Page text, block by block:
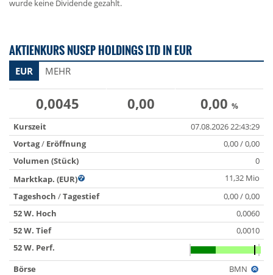
wurde keine Dividende gezahlt.
AKTIENKURS NUSEP HOLDINGS LTD IN EUR
EUR MEHR
0,0045 0,00 0,00 %
Kurszeit
07.08.2026 22:43:29
Vortag/ Eröffnung
0,00 / 0,00
Volumen (Stück)
0
Marktkap. (EUR)
11,32 Mio
Tageshoch /Tagestief
0,00 / 0,00
52 W. Hoch
0,0060
52 W. Tief
0,0010
52 W. Perf.
Börse
BMN